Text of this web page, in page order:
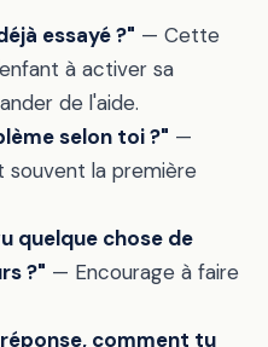
essayé ?" — Cette
à activer sa
de l'aide.
selon toi ?" —
souvent la première
quelque chose de
?" — Encourage à faire
comment tu